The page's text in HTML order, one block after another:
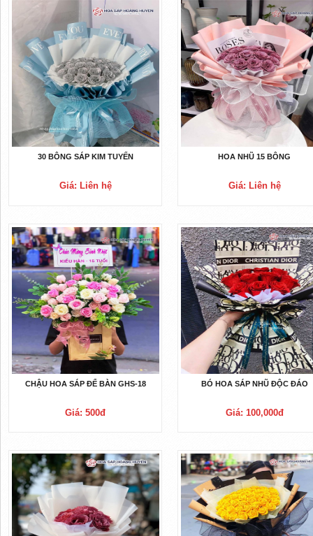
30 BÔNG SÁP KIM TUYẾN
Giá: Liên hệ
HOA NHŨ 15 BÔNG
Giá: Liên hệ
CHẬU HOA SÁP ĐỂ BÀN GHS-18
Giá: 500đ
BÓ HOA SÁP NHŨ ĐỘC ĐÁO
Giá: 100,000đ